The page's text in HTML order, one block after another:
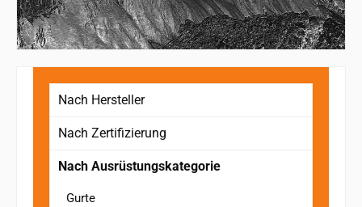
Nach Hersteller
Nach Zertifizierung
Nach Ausrüstungskategorie
Gurte